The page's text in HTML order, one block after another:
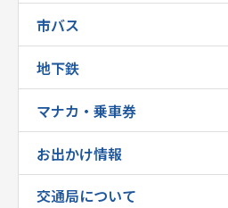
市バス
地下鉄
マナカ・乗車券
お出かけ情報
交通局について